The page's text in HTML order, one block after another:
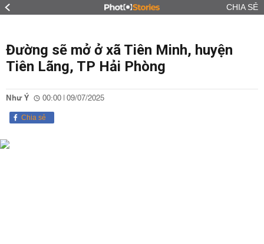
CHIA SẺ
Đường sẽ mở ở xã Tiên Minh, huyện
Tiên Lãng, TP Hải Phòng
Như Ý 00:00 | 09/07/2025
Chia sẻ